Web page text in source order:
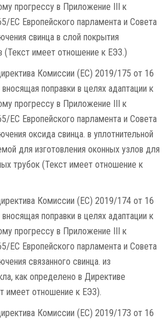
прогрессу в Приложение III к
ЕС Европейского парламента и Совета
свинца в слой покрытия
(Текст имеет отношение к ЕЭЗ.)
Комиссии (ЕС) 2019/175 от 16
поправки в целях адаптации к
прогрессу в Приложение III к
ЕС Европейского парламента и Совета
оксида свинца. в уплотнительной
для изготовления оконных узлов для
трубок (Текст имеет отношение к
Комиссии (ЕС) 2019/174 от 16
поправки в целях адаптации к
прогрессу в Приложение III к
ЕС Европейского парламента и Совета
связанного свинца. из
как определено в Директиве
имеет отношение к ЕЭЗ).
Комиссии (ЕС) 2019/173 от 16